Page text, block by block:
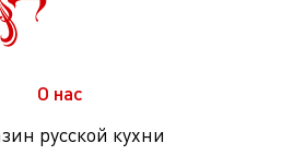
О нас
русской кухни